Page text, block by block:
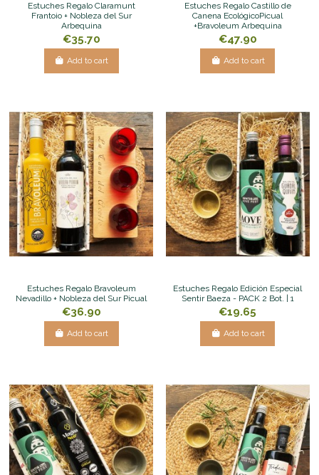
Estuches Regalo Claramunt
Frantoio + Nobleza del Sur
Arbequina
€35.70
Add to cart
Estuches Regalo Castillo de
Canena EcológicoPicual
+Bravoleum Arbequina
€47.90
Add to cart
Estuches Regalo Bravoleum
Nevadillo + Nobleza del Sur Picual
€36.90
Add to cart
Estuches Regalo Edición Especial
Sentir Baeza - PACK 2 Bot. | 1
€19.65
Add to cart